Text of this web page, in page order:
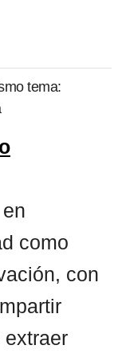
tema:
como
con